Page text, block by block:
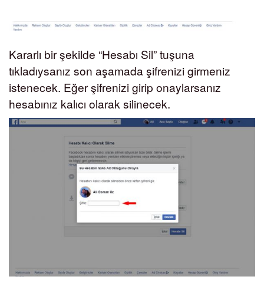
Kararlı bir şekilde “Hesabı Sil” tuşuna
tıkladıysanız son aşamada şifrenizi girmeniz
istenecek. Eğer şifrenizi girip onaylarsanız
hesabınız kalıcı olarak silinecek.